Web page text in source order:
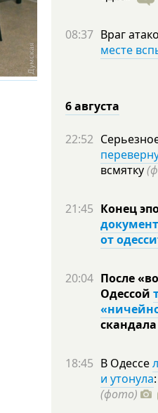
08:37 Враг
месте
6 августа
22:52
всмятку
21:45 Конец
от
20:04 После
Одессой
скандала
18:45 В Одессе
и утонула
(фото)